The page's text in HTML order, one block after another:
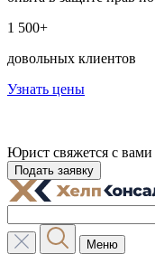
1 500+
довольных клиентов
Узнать цены
Юрист свяжется с вами
Подать заявку
Меню